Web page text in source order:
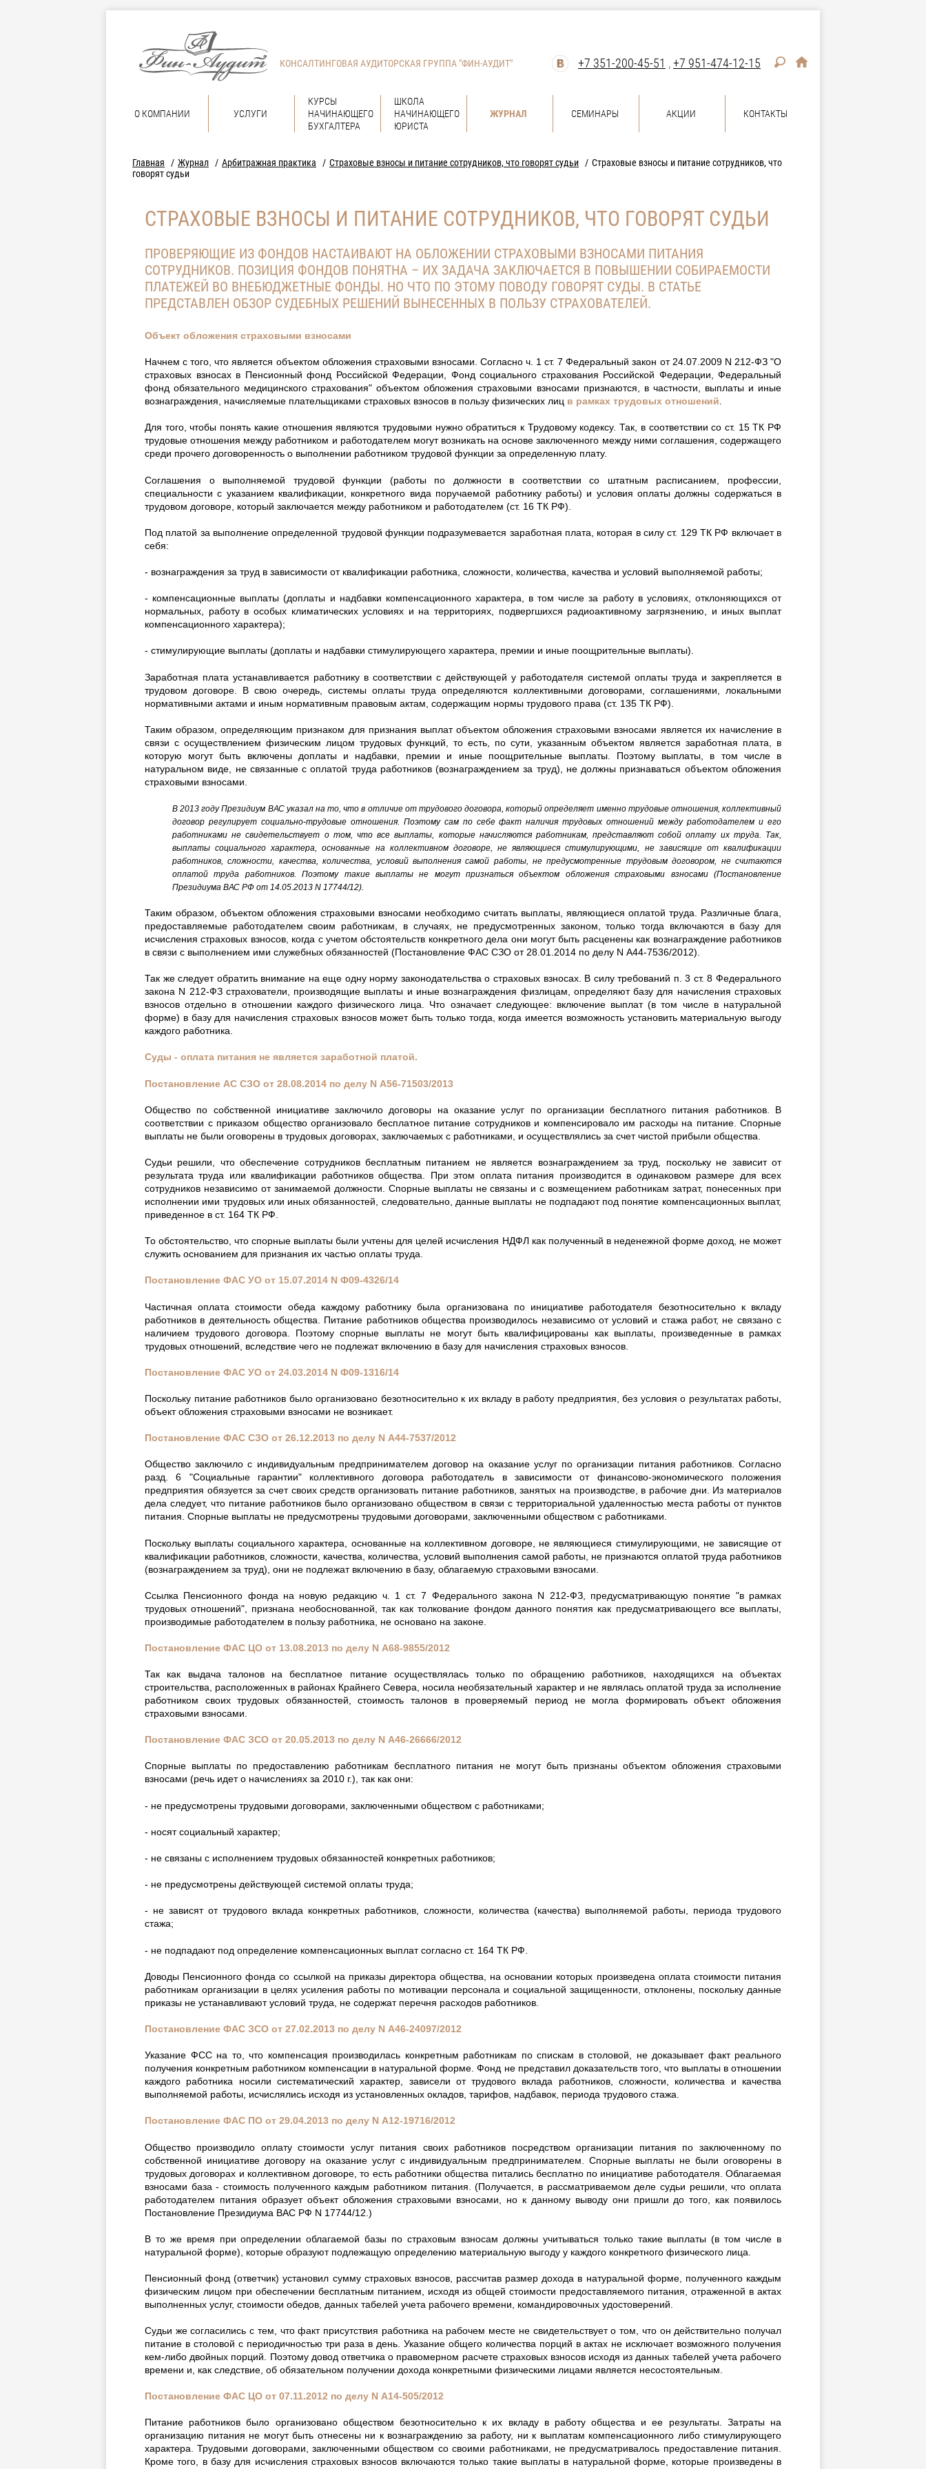
КОНСАЛТИНГОВАЯ АУДИТОРСКАЯ ГРУППА "ФИН-АУДИТ" +7 351-200-45-51 ,+7 951-474-12-15
О КОМПАНИИ УСЛУГИ
КУРСЫ
НАЧИНАЮЩЕГО
БУХГАЛТЕРА
ШКОЛА
НАЧИНАЮЩЕГО
ЮРИСТА
ЖУРНАЛ СЕМИНАРЫ АКЦИИ КОНТАКТЫ
Главная Журнал Арбитражная практика Страховые взносы и питание сотрудников, что говорят судьи
Страховые взносы и питание сотрудников, что
говорят судьи
СТРАХОВЫЕ ВЗНОСЫ И ПИТАНИЕ СОТРУДНИКОВ, ЧТО ГОВОРЯТ СУДЬИ
ПРОВЕРЯЮЩИЕ ИЗ ФОНДОВ НАСТАИВАЮТ НА ОБЛОЖЕНИИ СТРАХОВЫМИ ВЗНОСАМИ ПИТАНИЯ
СОТРУДНИКОВ. ПОЗИЦИЯ ФОНДОВ ПОНЯТНА – ИХ ЗАДАЧА ЗАКЛЮЧАЕТСЯ В ПОВЫШЕНИИ СОБИРАЕМОСТИ
ПЛАТЕЖЕЙ ВО ВНЕБЮДЖЕТНЫЕ ФОНДЫ. НО ЧТО ПО ЭТОМУ ПОВОДУ ГОВОРЯТ СУДЫ. В СТАТЬЕ
ПРЕДСТАВЛЕН ОБЗОР СУДЕБНЫХ РЕШЕНИЙ ВЫНЕСЕННЫХ В ПОЛЬЗУ СТРАХОВАТЕЛЕЙ.
Объект обложения страховыми взносами
Начнем с того, что является объектом обложения страховыми взносами. Согласно ч. 1 ст. 7 Федеральный закон от 24.07.2009 N 212-ФЗ "О
страховых взносах в Пенсионный фонд Российской Федерации, Фонд социального страхования Российской Федерации, Федеральный
фонд обязательного медицинского страхования" объектом обложения страховыми взносами признаются, в частности, выплаты и иные
вознаграждения, начисляемые плательщиками страховых взносов в пользу физических лиц в рамках трудовых отношений
Для того, чтобы понять какие отношения являются трудовыми нужно обратиться к Трудовому кодексу. Так, в соответствии со ст. 15 ТК РФ
трудовые отношения между работником и работодателем могут возникать на основе заключенного между ними соглашения, содержащего
среди прочего договоренность о выполнении работником трудовой функции за определенную плату.
Соглашения о выполняемой трудовой функции (работы по должности в соответствии со штатным расписанием, профессии,
специальности с указанием квалификации, конкретного вида поручаемой работнику работы) и условия оплаты должны содержаться в
трудовом договоре, который заключается между работником и работодателем (ст. 16 ТК РФ).
Под платой за выполнение определенной трудовой функции подразумевается заработная плата, которая в силу ст. 129 ТК РФ включает в
себя:
- вознаграждения за труд в зависимости от квалификации работника, сложности, количества, качества и условий выполняемой работы;
- компенсационные выплаты (доплаты и надбавки компенсационного характера, в том числе за работу в условиях, отклоняющихся от
нормальных, работу в особых климатических условиях и на территориях, подвергшихся радиоактивному загрязнению, и иных выплат
компенсационного характера);
- стимулирующие выплаты (доплаты и надбавки стимулирующего характера, премии и иные поощрительные выплаты).
Заработная плата устанавливается работнику в соответствии с действующей у работодателя системой оплаты труда и закрепляется в
трудовом договоре. В свою очередь, системы оплаты труда определяются коллективными договорами, соглашениями, локальными
нормативными актами и иным нормативным правовым актам, содержащим нормы трудового права (ст. 135 ТК РФ).
Таким образом, определяющим признаком для признания выплат объектом обложения страховыми взносами является их начисление в
связи с осуществлением физическим лицом трудовых функций, то есть, по сути, указанным объектом является заработная плата, в
которую могут быть включены доплаты и надбавки, премии и иные поощрительные выплаты. Поэтому выплаты, в том числе в
натуральном виде, не связанные с оплатой труда работников (вознаграждением за труд), не должны признаваться объектом обложения
страховыми взносами.
В 2013 году Президиум ВАС указал на то, что в отличие от трудового договора, который определяет именно трудовые отношения, коллективный
договор регулирует социально-трудовые отношения. Поэтому сам по себе факт наличия трудовых отношений между работодателем и его
работниками не свидетельствует о том, что все выплаты, которые начисляются работникам, представляют собой оплату их труда. Так,
выплаты социального характера, основанные на коллективном договоре, не являющиеся стимулирующими, не зависящие от квалификации
работников, сложности, качества, количества, условий выполнения самой работы, не предусмотренные трудовым договором, не считаются
оплатой труда работников. Поэтому такие выплаты не могут признаться объектом обложения страховыми взносами (Постановление
Президиума ВАС РФ от 14.05.2013 N 17744/12).
Таким образом, объектом обложения страховыми взносами необходимо считать выплаты, являющиеся оплатой труда. Различные блага,
предоставляемые работодателем своим работникам, в случаях, не предусмотренных законом, только тогда включаются в базу для
исчисления страховых взносов, когда с учетом обстоятельств конкретного дела они могут быть расценены как вознаграждение работников
в связи с выполнением ими служебных обязанностей (Постановление ФАС СЗО от 28.01.2014 по делу N А44-7536/2012).
Так же следует обратить внимание на еще одну норму законодательства о страховых взносах. В силу требований п. 3 ст. 8 Федерального
закона N 212-ФЗ страхователи, производящие выплаты и иные вознаграждения физлицам, определяют базу для начисления страховых
взносов отдельно в отношении каждого физического лица. Что означает следующее: включение выплат (в том числе в натуральной
форме) в базу для начисления страховых взносов может быть только тогда, когда имеется возможность установить материальную выгоду
каждого работника.
Суды - оплата питания не является заработной платой.
Постановление АС СЗО от 28.08.2014 по делу N А56-71503/2013
Общество по собственной инициативе заключило договоры на оказание услуг по организации бесплатного питания работников. В
соответствии с приказом общество организовало бесплатное питание сотрудников и компенсировало им расходы на питание. Спорные
выплаты не были оговорены в трудовых договорах, заключаемых с работниками, и осуществлялись за счет чистой прибыли общества.
Судьи решили, что обеспечение сотрудников бесплатным питанием не является вознаграждением за труд, поскольку не зависит от
результата труда или квалификации работников общества. При этом оплата питания производится в одинаковом размере для всех
сотрудников независимо от занимаемой должности. Спорные выплаты не связаны и с возмещением работникам затрат, понесенных при
исполнении ими трудовых или иных обязанностей, следовательно, данные выплаты не подпадают под понятие компенсационных выплат,
приведенное в ст. 164 ТК РФ.
То обстоятельство, что спорные выплаты были учтены для целей исчисления НДФЛ как полученный в неденежной форме доход, не может
служить основанием для признания их частью оплаты труда.
Постановление ФАС УО от 15.07.2014 N Ф09-4326/14
Частичная оплата стоимости обеда каждому работнику была организована по инициативе работодателя безотносительно к вкладу
работников в деятельность общества. Питание работников общества производилось независимо от условий и стажа работ, не связано с
наличием трудового договора. Поэтому спорные выплаты не могут быть квалифицированы как выплаты, произведенные в рамках
трудовых отношений, вследствие чего не подлежат включению в базу для начисления страховых взносов.
Постановление ФАС УО от 24.03.2014 N Ф09-1316/14
Поскольку питание работников было организовано безотносительно к их вкладу в работу предприятия, без условия о результатах работы,
объект обложения страховыми взносами не возникает.
Постановление ФАС СЗО от 26.12.2013 по делу N А44-7537/2012
Общество заключило с индивидуальным предпринимателем договор на оказание услуг по организации питания работников. Согласно
разд. 6 "Социальные гарантии" коллективного договора работодатель в зависимости от финансово-экономического положения
предприятия обязуется за счет своих средств организовать питание работников, занятых на производстве, в рабочие дни. Из материалов
дела следует, что питание работников было организовано обществом в связи с территориальной удаленностью места работы от пунктов
питания. Спорные выплаты не предусмотрены трудовыми договорами, заключенными обществом с работниками.
Поскольку выплаты социального характера, основанные на коллективном договоре, не являющиеся стимулирующими, не зависящие от
квалификации работников, сложности, качества, количества, условий выполнения самой работы, не признаются оплатой труда работников
(вознаграждением за труд), они не подлежат включению в базу, облагаемую страховыми взносами.
Ссылка Пенсионного фонда на новую редакцию ч. 1 ст. 7 Федерального закона N 212-ФЗ, предусматривающую понятие "в рамках
трудовых отношений", признана необоснованной, так как толкование фондом данного понятия как предусматривающего все выплаты,
производимые работодателем в пользу работника, не основано на законе.
Постановление ФАС ЦО от 13.08.2013 по делу N А68-9855/2012
Так как выдача талонов на бесплатное питание осуществлялась только по обращению работников, находящихся на объектах
строительства, расположенных в районах Крайнего Севера, носила необязательный характер и не являлась оплатой труда за исполнение
работником своих трудовых обязанностей, стоимость талонов в проверяемый период не могла формировать объект обложения
страховыми взносами.
Постановление ФАС ЗСО от 20.05.2013 по делу N А46-26666/2012
Спорные выплаты по предоставлению работникам бесплатного питания не могут быть признаны объектом обложения страховыми
взносами (речь идет о начислениях за 2010 г.), так как они:
- не предусмотрены трудовыми договорами, заключенными обществом с работниками;
- носят социальный характер;
- не связаны с исполнением трудовых обязанностей конкретных работников;
- не предусмотрены действующей системой оплаты труда;
- не зависят от трудового вклада конкретных работников, сложности, количества (качества) выполняемой работы, периода трудового
стажа;
- не подпадают под определение компенсационных выплат согласно ст. 164 ТК РФ.
Доводы Пенсионного фонда со ссылкой на приказы директора общества, на основании которых произведена оплата стоимости питания
работникам организации в целях усиления работы по мотивации персонала и социальной защищенности, отклонены, поскольку данные
приказы не устанавливают условий труда, не содержат перечня расходов работников.
Постановление ФАС ЗСО от 27.02.2013 по делу N А46-24097/2012
Указание ФСС на то, что компенсация производилась конкретным работникам по спискам в столовой, не доказывает факт реального
получения конкретным работником компенсации в натуральной форме. Фонд не представил доказательств того, что выплаты в отношении
каждого работника носили систематический характер, зависели от трудового вклада работников, сложности, количества и качества
выполняемой работы, исчислялись исходя из установленных окладов, тарифов, надбавок, периода трудового стажа.
Постановление ФАС ПО от 29.04.2013 по делу N А12-19716/2012
Общество производило оплату стоимости услуг питания своих работников посредством организации питания по заключенному по
собственной инициативе договору на оказание услуг с индивидуальным предпринимателем. Спорные выплаты не были оговорены в
трудовых договорах и коллективном договоре, то есть работники общества питались бесплатно по инициативе работодателя. Облагаемая
взносами база - стоимость полученного каждым работником питания. (Получается, в рассматриваемом деле судьи решили, что оплата
работодателем питания образует объект обложения страховыми взносами, но к данному выводу они пришли до того, как появилось
Постановление Президиума ВАС РФ N 17744/12.)
В то же время при определении облагаемой базы по страховым взносам должны учитываться только такие выплаты (в том числе в
натуральной форме), которые образуют подлежащую определению материальную выгоду у каждого конкретного физического лица.
Пенсионный фонд (ответчик) установил сумму страховых взносов, рассчитав размер дохода в натуральной форме, полученного каждым
физическим лицом при обеспечении бесплатным питанием, исходя из общей стоимости предоставляемого питания, отраженной в актах
выполненных услуг, стоимости обедов, данных табелей учета рабочего времени, командировочных удостоверений.
Судьи же согласились с тем, что факт присутствия работника на рабочем месте не свидетельствует о том, что он действительно получал
питание в столовой с периодичностью три раза в день. Указание общего количества порций в актах не исключает возможного получения
кем-либо двойных порций. Поэтому довод ответчика о правомерном расчете страховых взносов исходя из данных табелей учета рабочего
времени и, как следствие, об обязательном получении дохода конкретными физическими лицами является несостоятельным.
Постановление ФАС ЦО от 07.11.2012 по делу N А14-505/2012
Питание работников было организовано обществом безотносительно к их вкладу в работу общества и ее результаты. Затраты на
организацию питания не могут быть отнесены ни к вознаграждению за работу, ни к выплатам компенсационного либо стимулирующего
характера. Трудовыми договорами, заключенными обществом со своими работниками, не предусматривалось предоставление питания.
Кроме того, в базу для исчисления страховых взносов включаются только такие выплаты в натуральной форме, которые произведены в